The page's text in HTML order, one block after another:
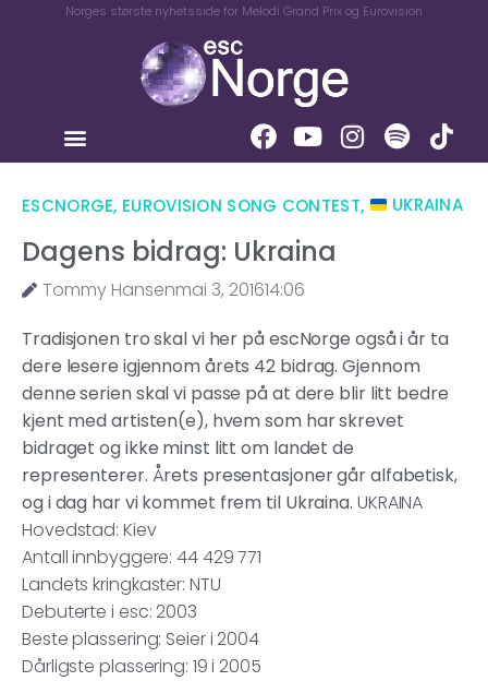
Norges største nyhetsside for Melodi Grand Prix og Eurovision
ESCNORGE, EUROVISION SONG CONTEST, UKRAINA
Dagens bidrag: Ukraina
Tommy Hansenmai 3, 201614:06
Tradisjonen tro skal vi her på escNorge også i år ta
dere lesere igjennom årets 42 bidrag. Gjennom
denne serien skal vi passe på at dere blir litt bedre
kjent med artisten(e), hvem som har skrevet
bidraget og ikke minst litt om landet de
representerer. Årets presentasjoner går alfabetisk,
og i dag har vi kommet frem til Ukraina. UKRAINA
Hovedstad: Kiev
Antall innbyggere: 44 429 771
Landets kringkaster: NTU
Debuterte i esc: 2003
Beste plassering: Seier i 2004
Dårligste plassering: 19 i 2005